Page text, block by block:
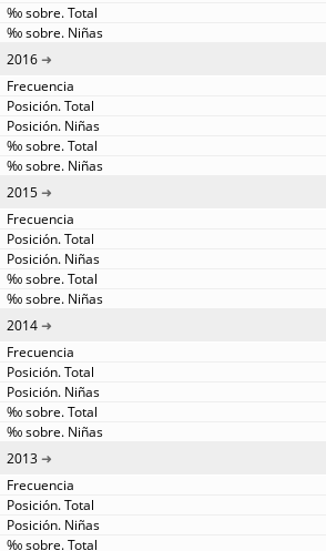
2016
2015
2014
2013